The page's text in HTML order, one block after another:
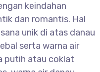
keindahan
dan romantis. Hal
unik di atas danau
serta warna air
putih atau coklat